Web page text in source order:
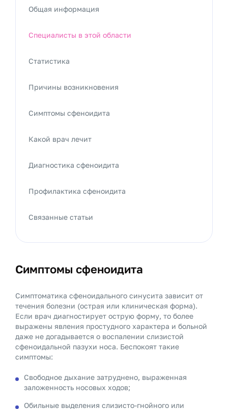
Симптомы сфеноидита
Симптоматика сфеноидального синусита зависит от
течения болезни (острая или клиническая форма).
Если врач диагностирует острую форму, то более
выражены явления простудного характера и больной
даже не догадывается о воспалении слизистой
сфеноидальной пазухи носа. Беспокоят такие
симптомы:
Свободное дыхание затруднено, выраженная
заложенность носовых ходов;
Обильные выделения слизисто-гнойного или
Общая информация
Специалисты в этой области
Статистика
Причины возникновения
Симптомы сфеноидита
Какой врач лечит
Диагностика сфеноидита
Профилактика сфеноидита
Связанные статьи